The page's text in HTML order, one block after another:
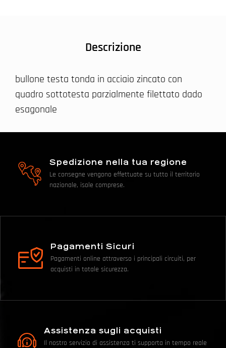
Descrizione
bullone testa tonda in acciaio zincato con
quadro sottotesta parzialmente filettato dado
esagonale
Spedizione nella tua regione
Le consegne vengono effettuate su tutto il territorio
nazionale, isole comprese.
Pagamenti Sicuri
Pagamenti online attraverso i principali circuiti, per
acquisti in totale sicurezza.
Assistenza sugli acquisti
Il nostro servizio di assistenza ti supporta in tempo reale